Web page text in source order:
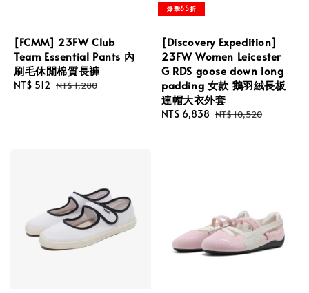
[FCMM] 23FW Club
Team Essential Pants 內
刷毛休閒棉質長褲
Sale
NT$ 512 Regular
NT$ 1,280
爆擊65折
[Discovery Expedition]
23FW Women Leicester
G RDS goose down long
padding 女款 鵝羽絨長板
連帽大衣外套
Sale
NT$ 6,838 Regular
NT$ 10,520